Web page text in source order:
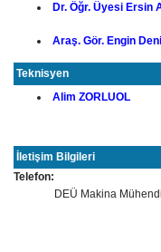
Dr. Öğr. Üyesi Ersin
Araş. Gör. Engin
Teknisyen
Alim ZORLUOL
İletişim Bilgileri
Telefon:
DEÜ Makina